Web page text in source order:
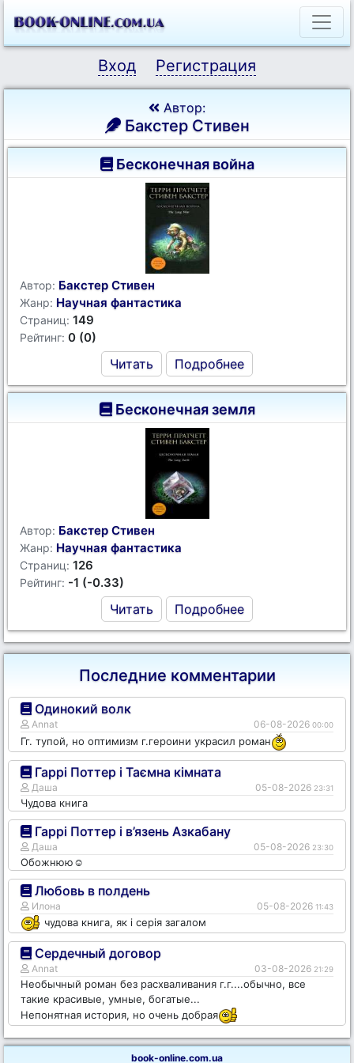
Вход Регистрация
Автор:
Бакстер Стивен
Бесконечная война
Автор: Бакстер Стивен
Жанр: Научная фантастика
Страниц: 149
Рейтинг: 0 (0)
Читать Подробнее
Бесконечная земля
Автор: Бакстер Стивен
Жанр: Научная фантастика
Страниц: 126
Рейтинг: -1 (-0.33)
Читать Подробнее
Последние комментарии
Одинокий волк
Annat 06-08-2026 00:00
Гг. тупой, но оптимизм г.героини украсил роман
Гаррі Поттер і Таємна кімната
Даша 05-08-2026 23:31
Чудова книга
Гаррі Поттер і в’язень Азкабану
Даша 05-08-2026 23:30
Обожнюю☺️
Любовь в полдень
Илона 05-08-2026 11:43
чудова книга, як і серія загалом
Сердечный договор
Annat 03-08-2026 21:29
Необычный роман без расхваливания г.г....обычно, все
такие красивые, умные, богатые...
Непонятная история, но очень добрая
book-online.com.ua